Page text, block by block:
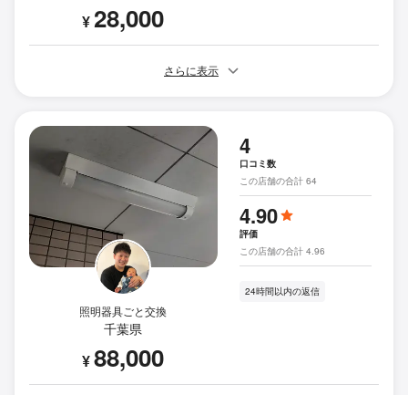
¥28,000
さらに表示
照明器具ごと交換
千葉県
¥88,000
4
口コミ数
この店舗の合計 64
4.90
評価
この店舗の合計 4.96
24時間以内の返信